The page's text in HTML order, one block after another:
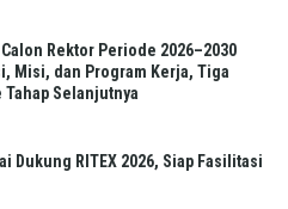
Calon Rektor Periode 2026–2030
Misi, dan Program Kerja, Tiga
Tahap Selanjutnya
Dukung RITEX 2026, Siap Fasilitasi